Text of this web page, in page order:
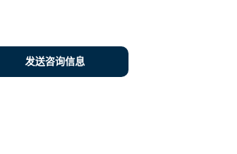
发送咨询信息